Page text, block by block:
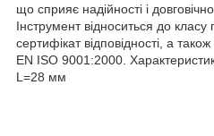
що сприяє надійності і
Інструмент відноситься до
сертифікат відповідності, а
EN ISO 9001:2000.
L=28 мм